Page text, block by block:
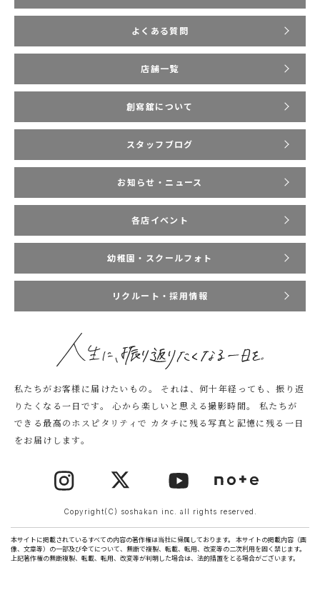
よくある質問
店舗一覧
創寫舘について
スタッフブログ
お知らせ・ニュース
各店イベント
幼稚園・スクールフォト
リクルート・採用情報
私たちがお客様に届けたいもの。
それは、何十年経っても、振り返
りたくなる一日です。
心から楽しいと思える撮影時間。
私たちが
できる最高のホスピタリティで カタチに残る写真と記憶に残る一日
をお届けします。
Copyright(C) soshakan inc. all rights reserved.
本サイトに掲載されているすべての内容の著作権は当社に帰属しております。 本サイトの掲載内容（画
像、文章等）の一部及び全てについて、無断で複製、転載、転用、改変等の二次利用を固く禁じます。
上記著作権の無断複製、転載、転用、改変等が判明した場合は、法的措置をとる場合がございます。